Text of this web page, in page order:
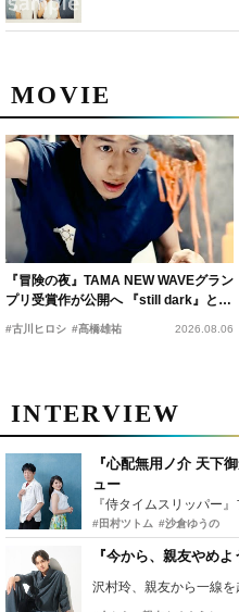
MOVIE
『冒険の夜』TAMA NEW WAVEグラン
プリ受賞作が公開へ 『still dark』と同
時上映決定
#古川ヒロシ #髙橋雄祐 2026.08.06
INTERVIEW
『心配無用ノ介 天下
ュー
#田村ツトム #沙倉ゆうの
『今から、親友やめ
沢村玲、親友から一線